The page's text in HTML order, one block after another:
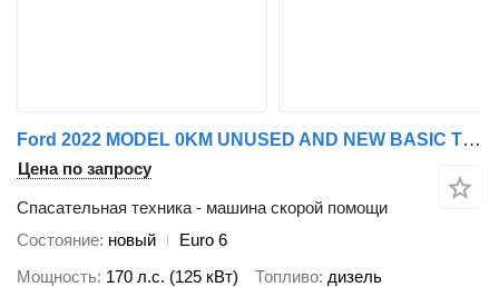
Ford 2022 MODEL 0KM UNUSED AND NEW BASIC TYPE AMBULANCE THE LAST 2 VE
Цена по запросу
Спасательная техника - машина скорой помощи
Состояние новый
Euro 6
Мощность 170 л.с. (125 кВт) Топливо дизель